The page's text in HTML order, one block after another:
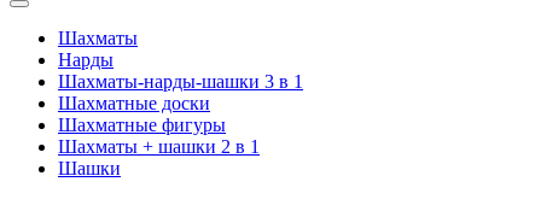
Шахматы
Нарды
Шахматы-нарды-шашки 3 в 1
Шахматные доски
Шахматные фигуры
Шахматы + шашки 2 в 1
Шашки